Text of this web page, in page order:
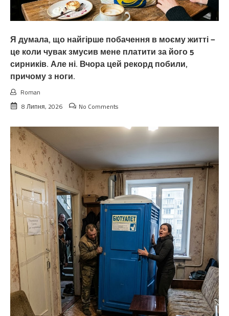
Я думала, що найгірше побачення в моєму житті —
це коли чувак змусив мене платити за його 5
сирників. Але ні. Вчора цей рекорд побили,
причому з ноги.
Roman
8 Липня, 2026
No Comments